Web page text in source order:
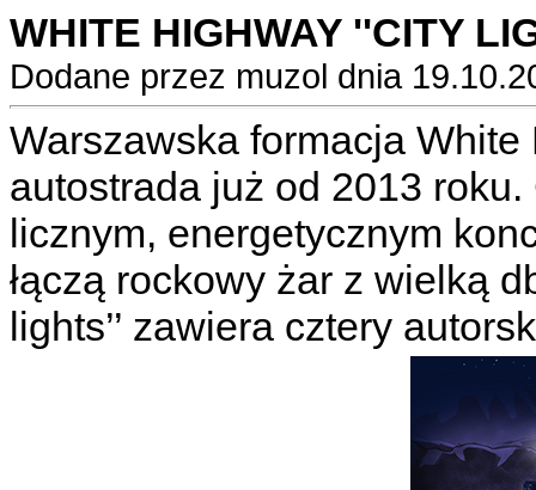
WHITE HIGHWAY ''CITY
Dodane przez muzol dnia
Warszawska formacja
autostrada już od 2013
licznym, energetycznym
łączą rockowy żar z wielką
lights’’ zawiera cztery